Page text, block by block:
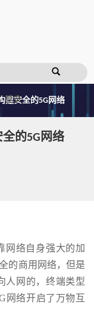
登录
建安全的5G网络
的5G网络
网络自身强大的加
的商用网络，但是
人网的，终端类型
网络开启了万物互